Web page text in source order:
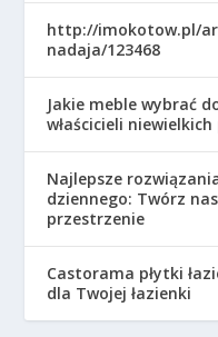
http://imokotow.pl/
nadaja/123468
Jakie meble wybrać
właścicieli
Najlepsze
dziennego: Twórz
przestrzenie
Castorama płytki
dla Twojej łazienki